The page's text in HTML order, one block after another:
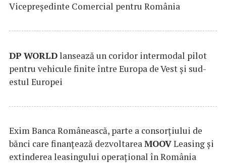
Vicepreședinte Comercial pentru România
DP WORLDlansează un coridor intermodal pilot
pentru vehicule finite între Europa de Vest și sud-
estul Europei
Exim Banca Românească, parte a consorțiului de
bănci care finanțează dezvoltareaMOOVLeasing și
extinderea leasingului operațional în România